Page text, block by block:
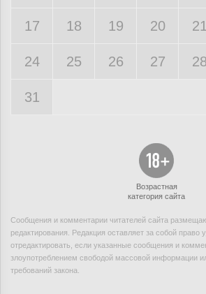
17 18 19 20 21
24 25 26 27 28
31
Возрастная
категория сайта
Сообщения и комментарии читателей сайта
редактирования. Редакция оставляет за собой право
отредактировать, если указанные сообщения и
злоупотреблением свободой массовой информации
требований закона.